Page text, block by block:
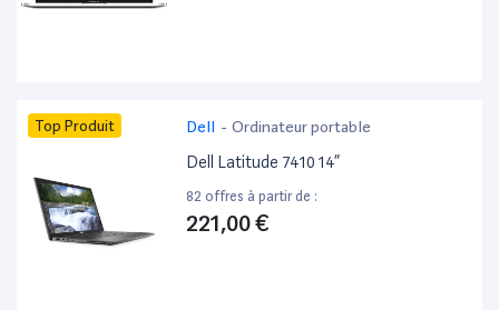
Top Produit Dell - Ordinateur portable
Dell Latitude 7410 14”
82 offres à partir de :
221,00 €